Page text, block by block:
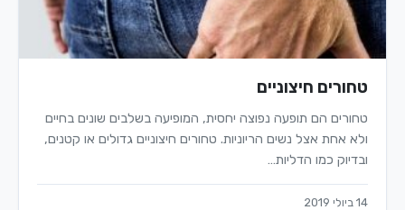
טחורים חיצוניים
טחורים הם תופעה נפוצה יחסית, המופיעה בשלבים שונים בחיים
ולא אחת אצל נשים הריוניות. טחורים חיצוניים גדולים או קטנים,
ובדיוק כמו הדליות…
14 ביולי 2019